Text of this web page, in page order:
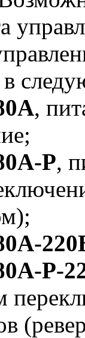
в
,
Р,
Р-